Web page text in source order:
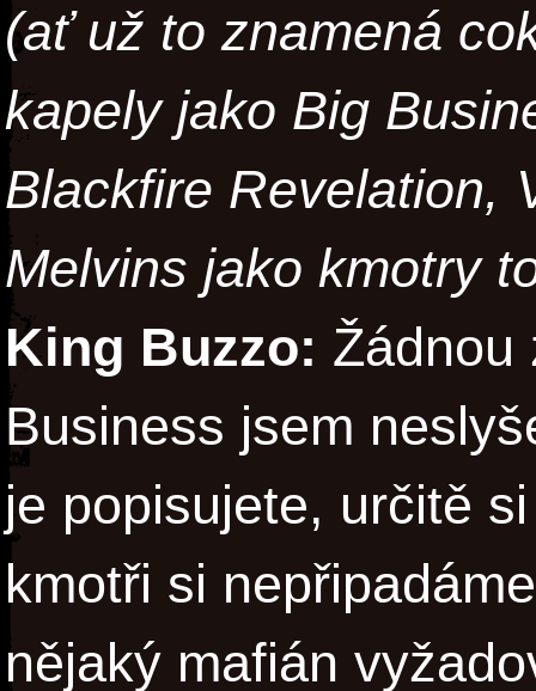
(ať už to znamená
kapely jako Big
Blackfire Revelation,
Melvins jako kmotry
King Buzzo: Žádnou
Business jsem
je popisujete, určitě
kmotři si
nějaký mafián